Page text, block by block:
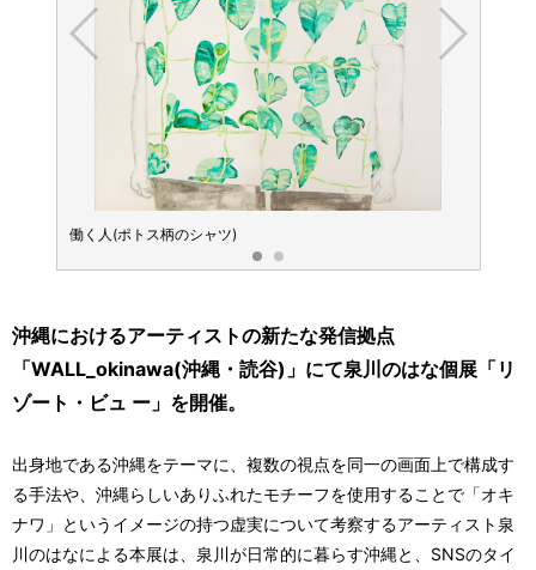
働く人(ポトス柄のシャツ)
沖縄におけるアーティストの新たな発信拠点
「WALL_okinawa(沖縄・読谷)」にて泉川のはな個展「リ
ゾート・ビュ ー」を開催。
出身地である沖縄をテーマに、複数の視点を同一の画面上で構成す
る手法や、沖縄らしいありふれたモチーフを使用することで「オキ
ナワ」というイメージの持つ虚実について考察するアーティスト泉
川のはなによる本展は、泉川が日常的に暮らす沖縄と、SNSのタイ